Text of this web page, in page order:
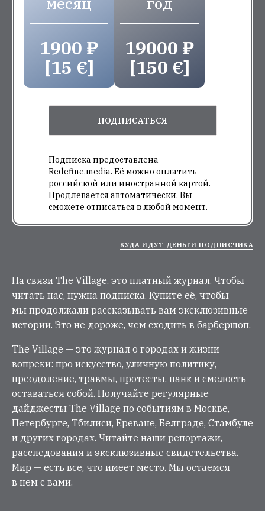
1900 ₽
[15 €]
19000 ₽
[150 €]
ПОДПИСАТЬСЯ
Подписка предоставлена
Redefine.media. Её можно оплатить
российской или иностранной картой.
Продлевается автоматически. Вы
сможете отписаться в любой момент.
КУДА ИДУТ ДЕНЬГИ ПОДПИСЧИКА
На связи The Village, это платный журнал. Чтобы
читать нас, нужна подписка. Купите её, чтобы
мы продолжали рассказывать вам эксклюзивные
истории. Это не дороже, чем сходить в барбершоп.
The Village — это журнал о городах и жизни
вопреки: про искусство, уличную политику,
преодоление, травмы, протесты, панк и смелость
оставаться собой. Получайте регулярные
дайджесты The Village по событиям в Москве,
Петербурге, Тбилиси, Ереване, Белграде, Стамбуле
и других городах. Читайте наши репортажи,
расследования и эксклюзивные свидетельства.
Мир — есть все, что имеет место. Мы остаемся
в нем с вами.